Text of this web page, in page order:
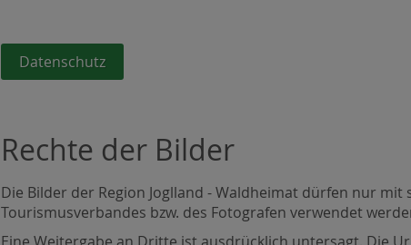
Datenschutz
Rechte der Bilder
Die Bilder der Region Joglland - Waldheimat dürfen nur
Tourismusverbandes bzw. des Fotografen verwendet